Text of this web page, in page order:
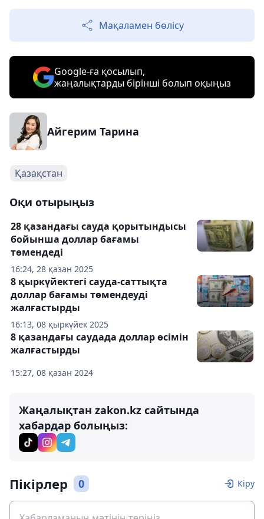
Мақаламен бөлісу
Google-ға қосылып,
жаңалықтарды бірінші болып оқыңыз
Айгерим Тарина
Қазақстан
Оқи отырыңыз
16:24, 28 қазан 2025
28 қазандағы сауда қорытындысы
бойынша доллар бағамы
төмендеді
16:13, 08 қыркүйек 2025
8 қыркүйектегі сауда-саттықта
доллар бағамы төмендеуді
жалғастырды
15:27, 08 қазан 2024
8 қазандағы саудада доллар өсімін
жалғастырды
Жаңалықтан zakon.kz сайтында
хабардар болыңыз:
Пікірлер 0 Кіру